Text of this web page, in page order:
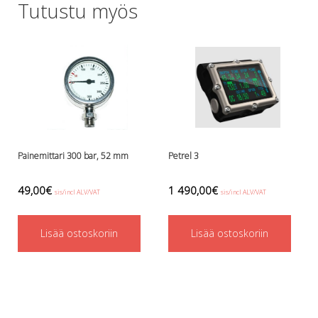
Tossut, taskut, säärystimet
Venat: täyttö, tyhj. ja P-valvet
Pullot ja tarvikkeet
Argon-härpäkkeet
Pulloventtiilit ja varaosat
Tarvikkeet pulloihin
Regulaattorit ja tarvikkeet
Tarvikkeet ja varaosat reguihin
Shearwater
Skootterit ja osat
DiveX Cuda/Sierra varaosat
Tutustu myös
Painemittari 300 bar, 52 mm
49,00€ sis/incl ALV/VAT
Lisää ostoskoriin
Petrel 3
1 490,00€ sis/incl ALV/VAT
Lisää ostoskoriin